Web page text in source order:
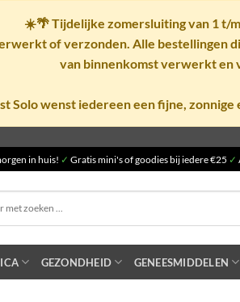
☀️🌴Tijdelijke zomersluiting van 1 t/
of verzonden. Alle bestellingen
van binnenkomst verwerkt en
Solo wenst iedereen een fijne, zonnige
in huis! ✓ Gratis mini's of goodies bij iedere €25 ✓
GEZONDHEID GENEESMIDDELEN